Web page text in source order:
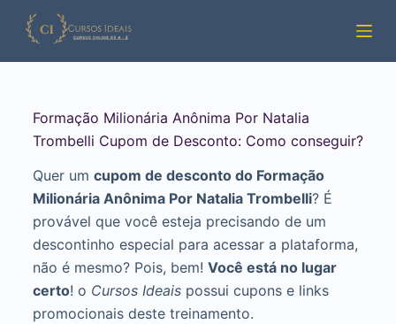
Pular
para
Formação Milionária Anônima Por Natalia
Trombelli Cupom de Desconto: Como conseguir?
Quer um cupom de desconto do Formação
Milionária Anônima Por Natalia Trombelli? É
provável que você esteja precisando de um
descontinho especial para acessar a plataforma,
não é mesmo? Pois, bem! Você está no lugar
certo! o Cursos Ideaispossui cupons e links
promocionais deste treinamento.